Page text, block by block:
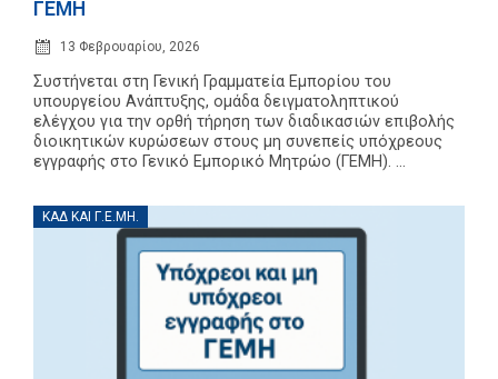
ΓΕΜΗ
13 Φεβρουαρίου, 2026
Συστήνεται στη Γενική Γραμματεία Εμπορίου του
υπουργείου Ανάπτυξης, ομάδα δειγματοληπτικού
ελέγχου για την ορθή τήρηση των διαδικασιών επιβολής
διοικητικών κυρώσεων στους μη συνεπείς υπόχρεους
εγγραφής στο Γενικό Εμπορικό Μητρώο (ΓΕΜΗ). ...
ΚΑΔ ΚΑΙ Γ.Ε.ΜΗ.